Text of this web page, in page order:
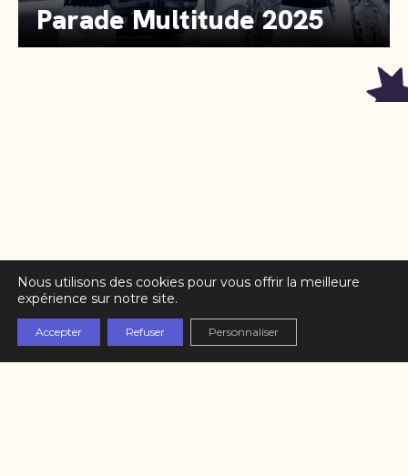
Parade Multitude 2025
Partenaires
L’équipe
Contact
Nous utilisons des cookies pour vous offrir la meilleure
expérience sur notre site.
Accepter Refuser Personnaliser